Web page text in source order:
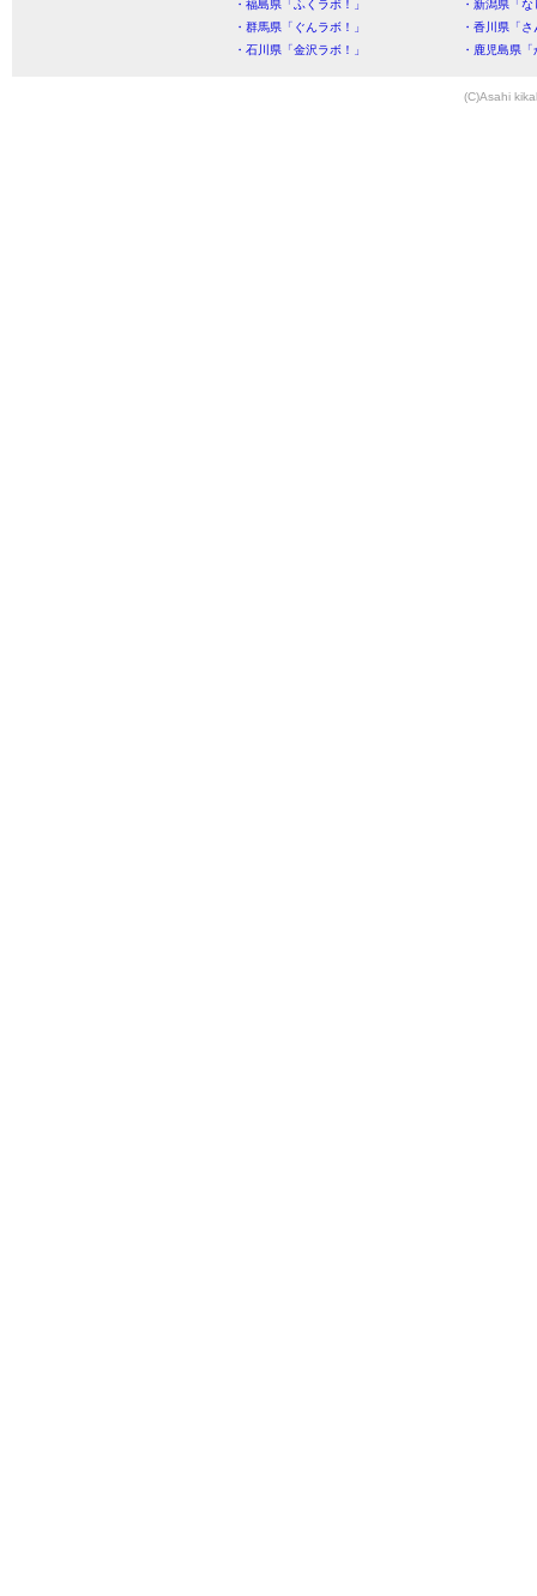
・福島県「ふくラボ！」
・新潟県「
・群馬県「ぐんラボ！」
・香川県「
・石川県「金沢ラボ！」
・鹿児島県
(C)Asahi